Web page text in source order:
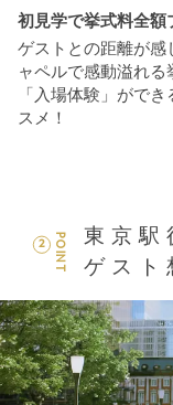
初見学で挙式料全額
ゲストとの距離が感
ャペルで感動溢れる
「入場体験」がで
スメ！
POINT
2
東京駅
ゲスト